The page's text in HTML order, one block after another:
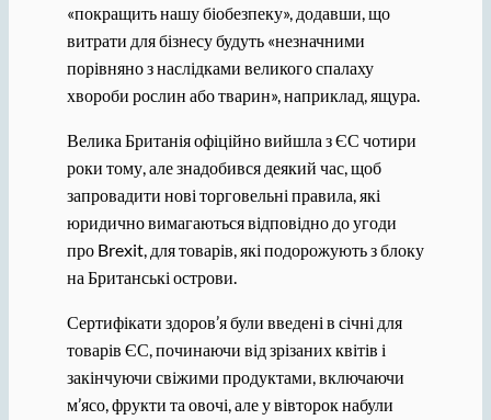
«покращить нашу біобезпеку», додавши, що
витрати для бізнесу будуть «незначними
порівняно з наслідками великого спалаху
хвороби рослин або тварин», наприклад, ящура.
Велика Британія офіційно вийшла з ЄС чотири
роки тому, але знадобився деякий час, щоб
запровадити нові торговельні правила, які
юридично вимагаються відповідно до угоди
про Brexit, для товарів, які подорожують з блоку
на Британські острови.
Сертифікати здоров’я були введені в січні для
товарів ЄС, починаючи від зрізаних квітів і
закінчуючи свіжими продуктами, включаючи
м’ясо, фрукти та овочі, але у вівторок набули